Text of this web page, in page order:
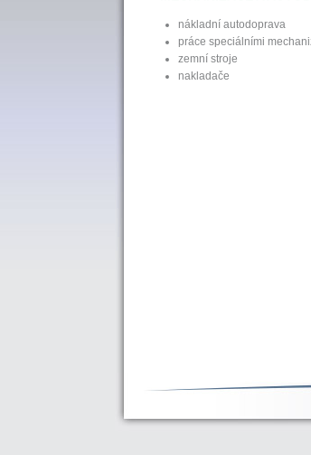
nákladní autodoprava
práce speciálními
zemní stroje
nakladače